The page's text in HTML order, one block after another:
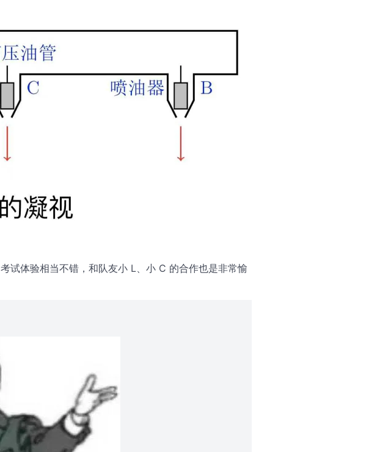
考试体验相当不错，和队友小 L、小 C 的合作也是非常愉